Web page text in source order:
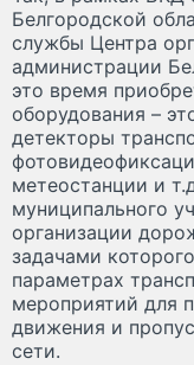
Белгородской
службы Центра
администрации
это время
оборудования –
детекторы
метеостанции и
муниципального
организации
задачами
параметрах
мероприятий для
движения и
сети.